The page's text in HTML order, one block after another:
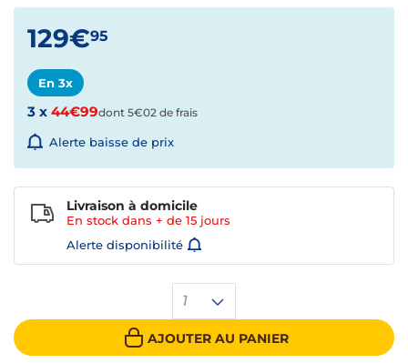
129€95
En 3x
3 x 44€99dont 5€02 de frais
Alerte baisse de prix
1
AJOUTER AU PANIER
Livraison à domicile
En stock dans + de 15 jours
Alerte disponibilité